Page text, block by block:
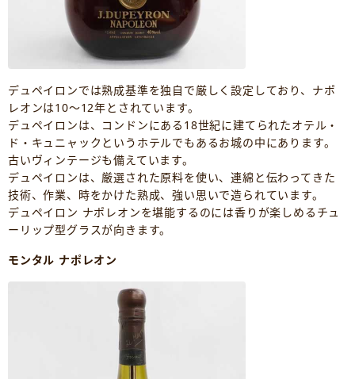
デュペイロンでは熟成基準を独自で厳しく設定しており、ナポ
レオンは10～12年とされています。
デュペイロンは、コンドンにある18世紀に建てられたオテル・
ド・キュニャックというホテルでもあるお城の中にあります。
古いヴィンテージも備えています。
デュペイロンは、厳選された原料を使い、連綿と伝わってきた
技術、作業、時をかけた熟成、強い思いで造られています。
デュペイロン ナポレオンを堪能するのには香りが楽しめるチュ
ーリップ型グラスが向きます。
モンタル ナポレオン